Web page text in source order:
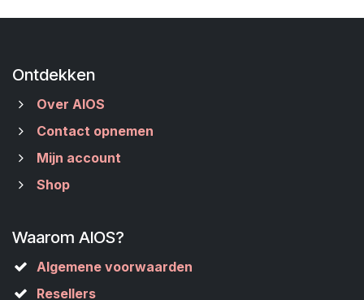
Ontdekken
Over AIOS
Contact opnemen
Mijn account
Shop
Waarom AIOS?
Algemene voorwaarden
Resellers